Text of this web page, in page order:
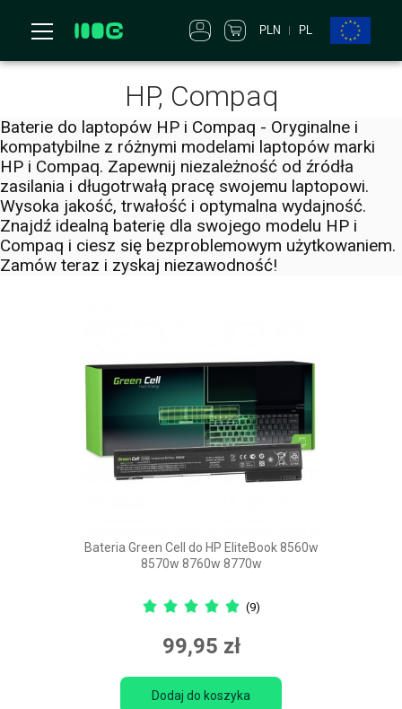
PLN PL
HP, Compaq
Baterie do laptopów HP i Compaq - Oryginalne i
kompatybilne z różnymi modelami laptopów marki
HP i Compaq. Zapewnij niezależność od źródła
zasilania i długotrwałą pracę swojemu laptopowi.
Wysoka jakość, trwałość i optymalna wydajność.
Znajdź idealną baterię dla swojego modelu HP i
Compaq i ciesz się bezproblemowym użytkowaniem.
Zamów teraz i zyskaj niezawodność!
Bateria Green Cell do HP EliteBook 8560w
8570w 8760w 8770w
(9)
99,95 zł
Dodaj do koszyka